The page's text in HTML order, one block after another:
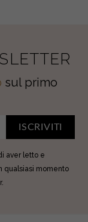
sul primo
ISCRIVITI
aver letto e
qualsiasi momento